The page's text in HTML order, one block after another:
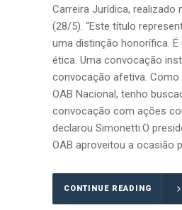
Carreira Jurídica, realizado
(28/5). “Este título
uma distinção honorífica.
ética. Uma convocação
convocação afetiva. Como
OAB Nacional, tenho
convocação com ações
declarou Simonetti.O
OAB aproveitou a ocasião
CONTINUE READING